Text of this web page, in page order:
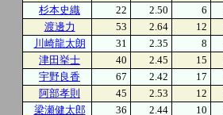
杉本史織
22 2.50 6
渡邊力
53 2.64 12
川崎龍太朗
31 2.35 8
津田挙士
40 2.45 15
宇野良香
67 2.42 17
阿部孝則
45 2.53 12
梁瀬健太郎
36 2.44 10